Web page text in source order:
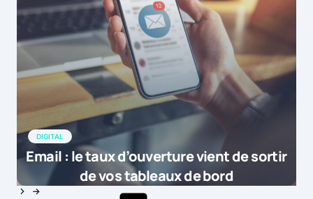
DIGITAL
Email : le taux d’ouverture vient de sortir
de vos tableaux de bord